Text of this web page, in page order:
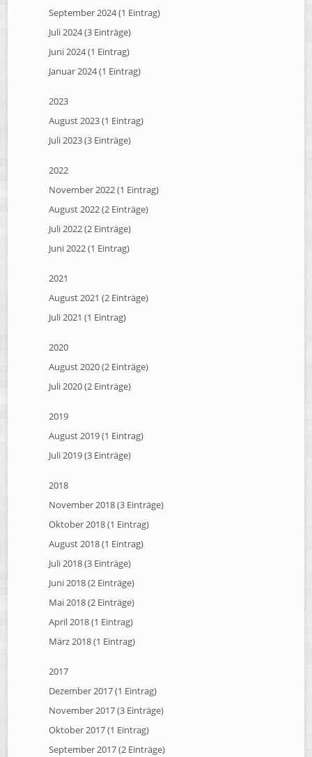
September 2024 (1 Eintrag)
Juli 2024 (3 Einträge)
Juni 2024 (1 Eintrag)
Januar 2024 (1 Eintrag)
2023
August 2023 (1 Eintrag)
Juli 2023 (3 Einträge)
2022
November 2022 (1 Eintrag)
August 2022 (2 Einträge)
Juli 2022 (2 Einträge)
Juni 2022 (1 Eintrag)
2021
August 2021 (2 Einträge)
Juli 2021 (1 Eintrag)
2020
August 2020 (2 Einträge)
Juli 2020 (2 Einträge)
2019
August 2019 (1 Eintrag)
Juli 2019 (3 Einträge)
2018
November 2018 (3 Einträge)
Oktober 2018 (1 Eintrag)
August 2018 (1 Eintrag)
Juli 2018 (3 Einträge)
Juni 2018 (2 Einträge)
Mai 2018 (2 Einträge)
April 2018 (1 Eintrag)
März 2018 (1 Eintrag)
2017
Dezember 2017 (1 Eintrag)
November 2017 (3 Einträge)
Oktober 2017 (1 Eintrag)
September 2017 (2 Einträge)